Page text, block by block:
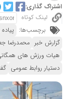
اشتراک گذاری:
لینک کوتاه
برچسب‌ها:
گزارش خبر محمدرضا
هیات ورزش های
دستیار روابط عمومی